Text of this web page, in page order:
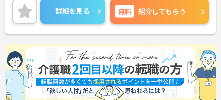
詳細を見る 無料 紹介してもらう